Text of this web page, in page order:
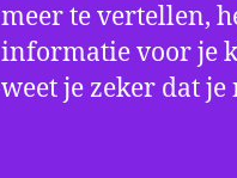
meer te vertellen,
informatie voor je
weet je zeker dat